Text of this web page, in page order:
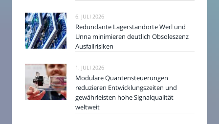
6. JULI 2026
Redundante Lagerstandorte Werl und
Unna minimieren deutlich Obsoleszenz
Ausfallrisiken
1. JULI 2026
Modulare Quantensteuerungen
reduzieren Entwicklungszeiten und
gewährleisten hohe Signalqualität
weltweit